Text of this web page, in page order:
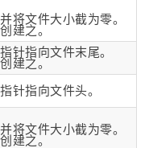
将文件大小截为零。
建之。
针指向文件末尾。
建之。
针指向文件头。
将文件大小截为零。
建之。